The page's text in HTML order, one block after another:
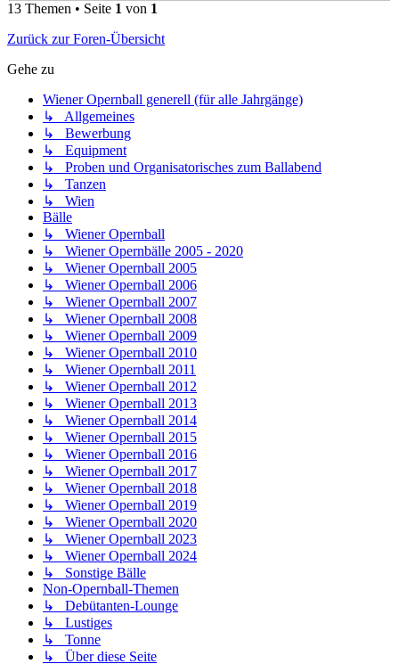
13 Themen • Seite 1 von 1
Zurück zur Foren-Übersicht
Gehe zu
Wiener Opernball generell (für alle Jahrgänge)
↳ Allgemeines
↳ Bewerbung
↳ Equipment
↳ Proben und Organisatorisches zum Ballabend
↳ Tanzen
↳ Wien
Bälle
↳ Wiener Opernball
↳ Wiener Opernbälle 2005 - 2020
↳ Wiener Opernball 2005
↳ Wiener Opernball 2006
↳ Wiener Opernball 2007
↳ Wiener Opernball 2008
↳ Wiener Opernball 2009
↳ Wiener Opernball 2010
↳ Wiener Opernball 2011
↳ Wiener Opernball 2012
↳ Wiener Opernball 2013
↳ Wiener Opernball 2014
↳ Wiener Opernball 2015
↳ Wiener Opernball 2016
↳ Wiener Opernball 2017
↳ Wiener Opernball 2018
↳ Wiener Opernball 2019
↳ Wiener Opernball 2020
↳ Wiener Opernball 2023
↳ Wiener Opernball 2024
↳ Sonstige Bälle
Non-Opernball-Themen
↳ Debütanten-Lounge
↳ Lustiges
↳ Tonne
↳ Über diese Seite